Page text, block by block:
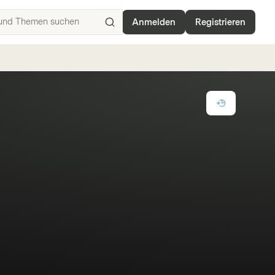
ISIN,
Basiswerte,
Anmelden Registrieren